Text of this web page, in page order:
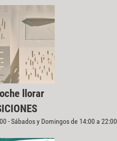
llorar
- Sábados y Domingos de 14:00 a 22:00